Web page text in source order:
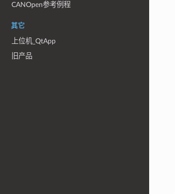
CANOpen参考例程
其它
上位机_QtApp
旧产品